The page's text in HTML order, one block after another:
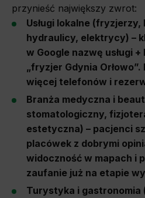
przynieść największy zwrot:
Usługi lokalne
hydraulicy, elektrycy) –
w Google nazwę usługi
„fryzjer Gdynia
więcej telefonów i
Branża medyczna i
stomatologiczny,
estetyczna) – pacjenci
placówek z dobrymi
widoczność w mapach i
zaufanie już na etapie
Turystyka i gastronomia